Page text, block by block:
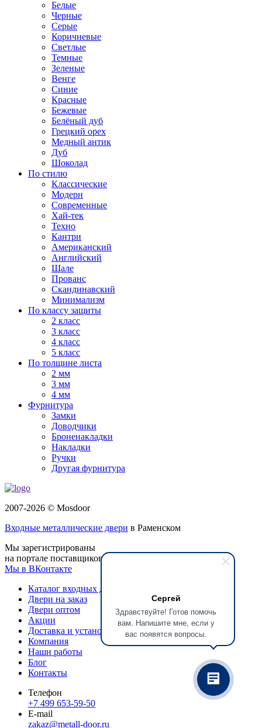
Сергей
Здравствуйте! Готов помочь
вам. Напишите мне, если у
вас появятся вопросы.
Белые
Черные
Серые
Коричневые
Светлые
Темные
Зеленые
Венге
Синие
Красные
Бежевые
Белёный дуб
Грецкий орех
Медный антик
Дуб
Шоколад
По стилю
Классические
Модерн
Современные
Хай-тек
Техно
Кантри
Американский
Английский
Шале
Прованс
Скандинавский
Минимализм
По классу защиты
2 класс
3 класс
4 класс
5 класс
По толщине листа
2 мм
3 мм
4 мм
Фурнитура
Замки
Доводчики
Броненакладки
Накладки
Ручки
Другая фурнитура
2007-2026 © Mosdoor
Входные металлические двери в Раменском
Мы зарегистрированы
на портале поставщиков
Мы в ВКонтакте
Каталог входных дверей
Двери на заказ
Двери оптом
Акции
Доставка и установка
Компания
Наши работы
Блог
Контакты
Телефон
+7 499 653-59-50
E-mail
zakaz@metall-door.ru